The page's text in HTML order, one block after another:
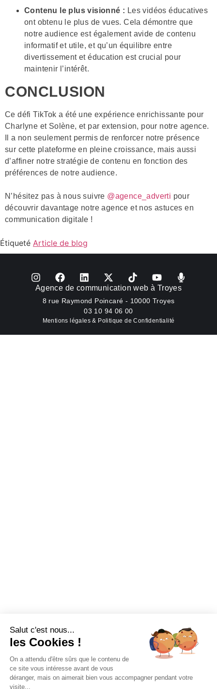
Contenu le plus visionné : Les vidéos éducatives
ont obtenu le plus de vues. Cela démontre que
notre audience est également avide de contenu
informatif et utile, et qu’un équilibre entre
divertissement et éducation est crucial pour
maintenir l’intérêt.
CONCLUSION
Ce défi TikTok a été une expérience enrichissante pour
Charlyne et Solène, et par extension, pour notre agence.
Il a non seulement permis de renforcer notre présence
sur cette plateforme en pleine croissance, mais aussi
d’affiner notre stratégie de contenu en fonction des
préférences de notre audience.
N’hésitez pas à nous suivre @agence_adverti pour
découvrir davantage notre agence et nos astuces en
communication digitale !
Étiqueté Article de blog
Agence de communication web à Troyes
8 rue Raymond Poincaré - 10000 Troyes
03 10 94 06 00
Mentions légales & Politique de Confidentialité
Salut c'est nous...
les Cookies !
On a attendu d'être sûrs que le contenu de
ce site vous intéresse avant de vous
déranger, mais on aimerait bien vous accompagner pendant votre
visite...